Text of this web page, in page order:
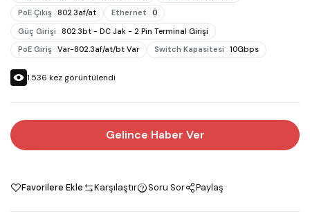
PoE Çıkış : 802.3af/at Ethernet : 0
Güç Girişi : 802.3bt - DC Jak - 2 Pin Terminal Girişi
PoE Giriş : Var-802.3af/at/bt Var Switch Kapasitesi : 10Gbps
1.536 kez görüntülendi
Gelince Haber Ver
Favorilere Ekle Karşılaştır Soru Sor Paylaş